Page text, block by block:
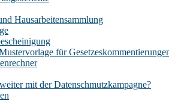
Hausarbeitensammlung
für
mit der Datenschmutzkampagne?